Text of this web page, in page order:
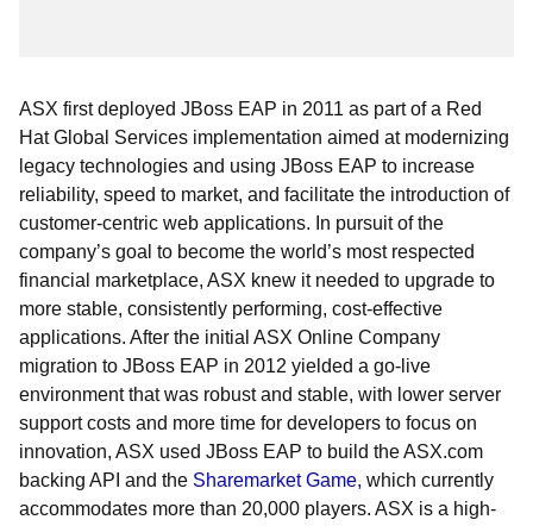
ASX first deployed JBoss EAP in 2011 as part of a Red
Hat Global Services implementation aimed at modernizing
legacy technologies and using JBoss EAP to increase
reliability, speed to market, and facilitate the introduction of
customer-centric web applications. In pursuit of the
company’s goal to become the world’s most respected
financial marketplace, ASX knew it needed to upgrade to
more stable, consistently performing, cost-effective
applications. After the initial ASX Online Company
migration to JBoss EAP in 2012 yielded a go-live
environment that was robust and stable, with lower server
support costs and more time for developers to focus on
innovation, ASX used JBoss EAP to build the ASX.com
backing API and the Sharemarket Game, which currently
accommodates more than 20,000 players. ASX is a high-